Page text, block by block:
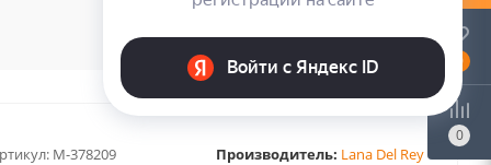
M-378209 Производитель: Lana Del Rey
0
0